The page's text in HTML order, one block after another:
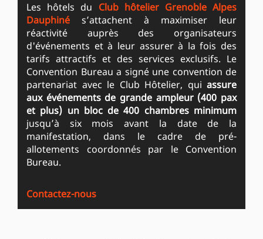
Les hôtels du Club hôtelier Grenoble Alpes
Dauphiné s’attachent à maximiser leur
réactivité auprès des organisateurs
d'événements et à leur assurer à la fois des
tarifs attractifs et des services exclusifs. Le
Convention Bureau a signé une convention de
partenariat avec le Club Hôtelier, qui assure
aux événements de grande ampleur (400 pax
et plus) un bloc de 400 chambres minimum
jusqu’à six mois avant la date de la
manifestation, dans le cadre de pré-
allotements coordonnés par le Convention
Bureau.
Contactez-nous